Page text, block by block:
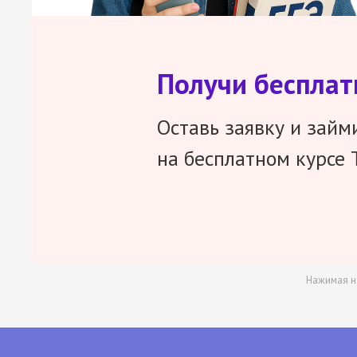
Получи
Оставь заявку и
на бесплатном курсе
Нажимая